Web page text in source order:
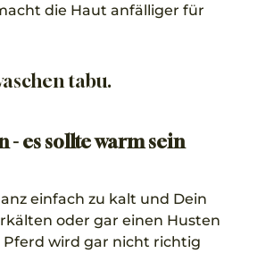
die Haut anfälliger für
tabu.
- es sollte warm sein
einfach zu kalt und Dein
oder gar einen Husten
wird gar nicht richtig